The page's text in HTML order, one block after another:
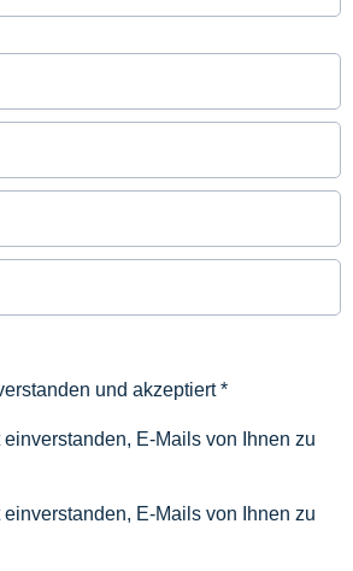
und akzeptiert *
E-Mails von Ihnen zu
E-Mails von Ihnen zu